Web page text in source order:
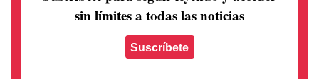
sin límites a todas las noticias
Suscríbete